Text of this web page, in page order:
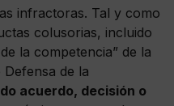
infractoras. Tal y como
colusorias, incluido
la competencia” de la
Defensa de la
acuerdo, decisión o